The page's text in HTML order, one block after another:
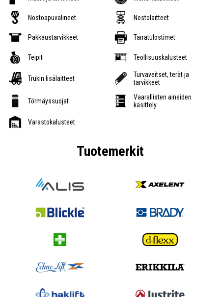
Nostoapuvälineet Nostolaitteet
Pakkaustarvikkeet Tarratulostimet
Teipit Teollisuuskalusteet
Trukin lisälaitteet
Turvaveitset, terät ja
tarvikkeet
Törmäyssuojat
Vaarallisten aineiden
käsittely
Varastokalusteet
Tuotemerkit